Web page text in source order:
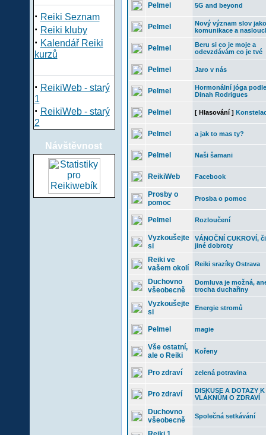
· Reiki Seznam
· Reiki kluby
· Kalendář Reiki
kurzů
· ReikiWeb - starý
1
· ReikiWeb - starý
2
Návštěvnost
Pelmel 5G and beyond
Pelmel
Nový význam slov jako
komunikace a
Pelmel
Beru si co je moje a
odevzdávám co je tvé
Pelmel Jaro v nás
Pelmel
Hormonální jóga podle
Dinah Rodrigues
Pelmel [ Hlasování ]
Pelmel a jak to mas ty?
Pelmel Naši šamani
ReikiWeb Facebook
Prosby o
pomoc
Prosba o pomoc
Pelmel Rozloučení
Vyzkoušejte
si
VÁNOČNÍ CUKROVÍ, či
jiné dobroty
Reiki ve
vašem okolí
Reiki srazíky Ostrava
Duchovno
všeobecně
Domluva je možná,
trocha duchařiny
Vyzkoušejte
si
Energie stromů
Pelmel magie
Vše ostatní,
ale o Reiki
Kořeny
Pro zdraví zelená potravina
Pro zdraví
DISKUSE A DOTAZY K
VLÁKNŮM O ZDRAVÍ
Duchovno
všeobecně
Společná setkávání